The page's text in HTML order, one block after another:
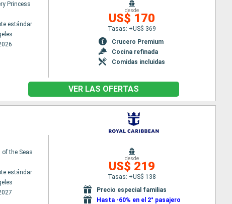
Princess
estándar
desde
US$ 170
Tasas: +US$ 369
Crucero Premium
Cocina refinada
Comidas incluidas
VER LAS OFERTAS
of the Seas
estándar
desde
US$ 219
Tasas: +US$ 138
Precio especial familias
Hasta -60% en el 2° pasajero